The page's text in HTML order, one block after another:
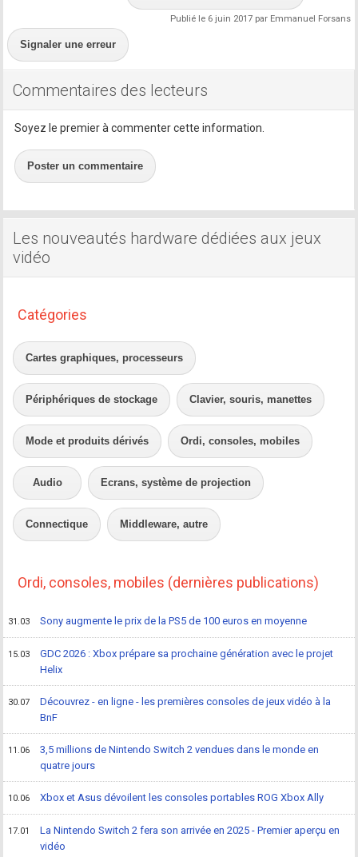
Publié le 6 juin 2017 par Emmanuel Forsans
Signaler une erreur
Commentaires des lecteurs
Soyez le premier à commenter cette information.
Poster un commentaire
Les nouveautés hardware dédiées aux jeux
vidéo
Catégories
Cartes graphiques, processeurs
Périphériques de stockage Clavier, souris, manettes
Mode et produits dérivés Ordi, consoles, mobiles
Audio Ecrans, système de projection
Connectique Middleware, autre
Ordi, consoles, mobiles (dernières publications)
31.03 Sony augmente le prix de la PS5 de 100 euros en moyenne
15.03
GDC 2026 : Xbox prépare sa prochaine génération avec le projet
Helix
30.07
Découvrez - en ligne - les premières consoles de jeux vidéo à la
BnF
11.06
3,5 millions de Nintendo Switch 2 vendues dans le monde en
quatre jours
10.06 Xbox et Asus dévoilent les consoles portables ROG Xbox Ally
17.01
La Nintendo Switch 2 fera son arrivée en 2025 - Premier aperçu en
vidéo